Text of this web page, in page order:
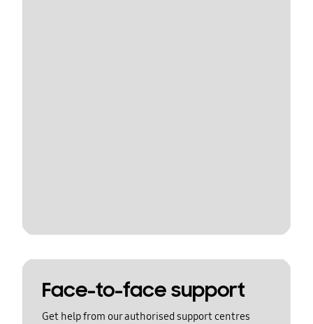
Face-to-face support
Get help from our authorised support centres